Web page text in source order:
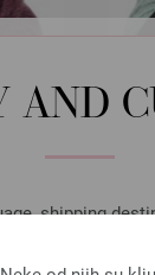
AND
shipping